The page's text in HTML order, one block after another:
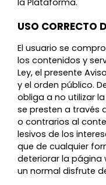
USO CORRECTO
El usuario se
los contenidos y
Ley, el presente
y el orden público.
obliga a no utilizar
se presten a través
o contrarios al
lesivos de los
que de cualquier
deteriorar la página
un normal disfrute